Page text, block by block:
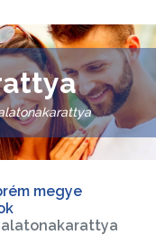
megye